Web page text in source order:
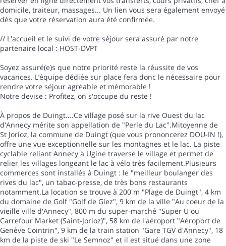
domicile, traiteur, massages... Un lien vous sera également envoyé
dès que votre réservation aura été confirmée.
// L'accueil et le suivi de votre séjour sera assuré par notre
partenaire local : HOST-DVPT
Soyez assuré(e)s que notre priorité reste la réussite de vos
vacances. L’équipe dédiée sur place fera donc le nécessaire pour
rendre votre séjour agréable et mémorable !
Notre devise : Profitez, on s'occupe du reste !
À propos de Duingt....Ce village posé sur la rive Ouest du lac
d'Annecy mérite son appellation de "Perle du Lac".Mitoyenne de
St Jorioz, la commune de Duingt (que vous prononcerez DOU-IN !),
offre une vue exceptionnelle sur les montagnes et le lac. La piste
cyclable reliant Annecy à Ugine traverse le village et permet de
relier les villages longeant le lac à vélo très facilement.Plusieurs
commerces sont installés à Duingt : le "meilleur boulanger des
rives du lac", un tabac-presse, de très bons restaurants
notamment.La location se trouve à 200 m "Plage de Duingt", 4 km
du domaine de Golf "Golf de Giez", 9 km de la ville "Au coeur de la
vieille ville d'Annecy", 800 m du super-marché "Super U ou
Carrefour Market (Saint-Jorioz)", 58 km de l'aéroport "Aéroport de
Genève Cointrin", 9 km de la train station "Gare TGV d'Annecy", 18
km de la piste de ski "Le Semnoz" et il est situé dans une zone